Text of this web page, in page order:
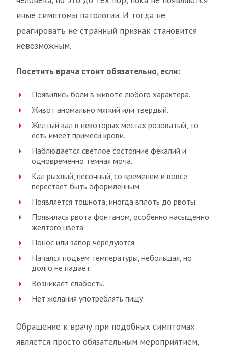
иные симптомы патологии. И тогда не
реагировать не странный признак становится
невозможным.
Посетить врача стоит обязательно, если:
Появились боли в животе любого характера.
Живот аномально мягкий или твердый.
Желтый кал в некоторых местах розоватый, то
есть имеет примеси крови.
Наблюдается светлое состояние фекалий и
одновременно темная моча.
Кал рыхлый, песочный, со временем и вовсе
перестает быть оформленным.
Появляется тошнота, иногда вплоть до рвоты.
Появилась рвота фонтаном, особенно насыщенно
желтого цвета.
Понос или запор чередуются.
Начался подъем температуры, небольшая, но
долго не падает.
Возникает слабость.
Нет желания употреблять пищу.
Обращение к врачу при подобных симптомах
является просто обязательным мероприятием,